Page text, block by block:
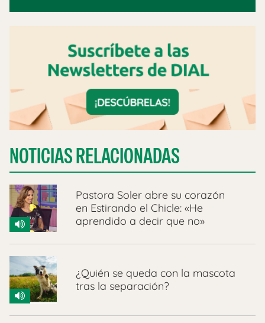
NOTICIAS RELACIONADAS
Pastora Soler abre su corazón
en Estirando el Chicle: «He
aprendido a decir que no»
¿Quién se queda con la mascota
tras la separación?